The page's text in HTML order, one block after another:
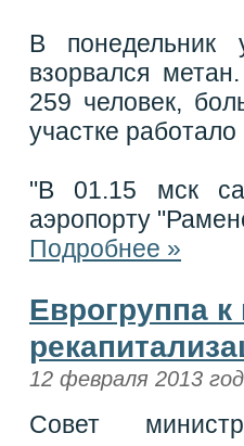
В
взорвался
259 человек,
участке
"В 01.15 мск
аэропорту
Подробнее »
Еврогруппа
12 февраля 2013
Совет